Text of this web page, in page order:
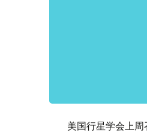
美国行星学会上